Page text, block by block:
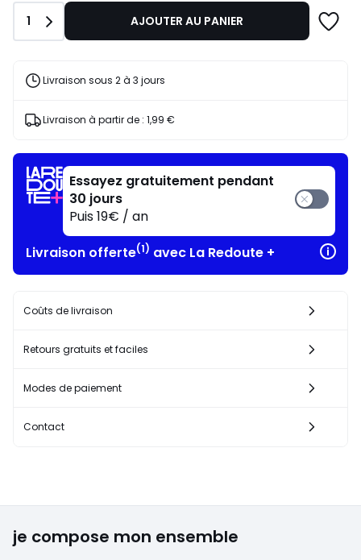
-15%
l’achat
articles
J'en
Quantité
1 AJOUTER AU PANIER
Livraison sous 2 à 3 jours
Livraison à partir de : 1,99 €
Essayez gratuitement pendant
30 jours
Puis 19€ / an
Livraison offerte(1) avec La Redoute +
Coûts de livraison
Retours gratuits et faciles
Modes de paiement
Contact
je compose mon ensemble